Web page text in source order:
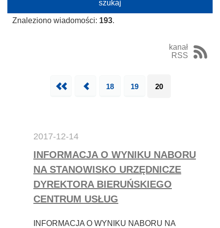
Znaleziono wiadomości: 193.
kanał
RSS
PierwszaPoprzednia
18 19 20
2017-12-14
INFORMACJA O WYNIKU NABORU
NA STANOWISKO URZĘDNICZE
DYREKTORA BIERUŃSKIEGO
CENTRUM USŁUG
INFORMACJA O WYNIKU NABORU NA